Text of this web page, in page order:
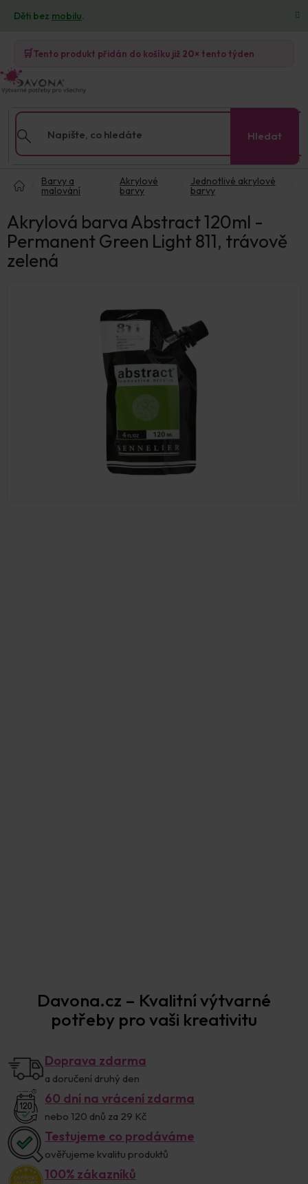
obsah
Děti bez mobilu.
🛒Tento produkt přidán do košíku již 20× tento týden
Hledat
Barvy a
malování
Akrylové
barvy
Jednotlivé akrylové
barvy
Akrylová barva Abstract 120ml -
Permanent Green Light 811, trávově
zelená
Davona.cz – Kvalitní výtvarné
potřeby pro vaši kreativitu
Doprava zdarma
a doručení druhý den
60 dní na vrácení zdarma
nebo 120 dnů za 29 Kč
Testujeme co prodáváme
ověřujeme kvalitu produktů
100% zákazníků